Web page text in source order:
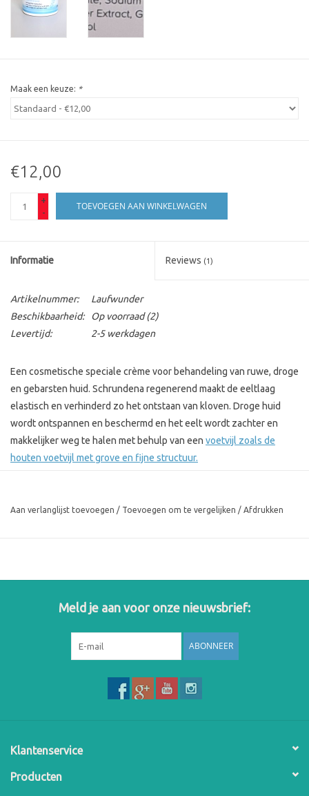
Maak een keuze: *
€12,00
+
-
TOEVOEGEN AAN WINKELWAGEN
Informatie Reviews (1)
Artikelnummer:
Laufwunder
Beschikbaarheid:
Op voorraad(2)
Levertijd:
2-5 werkdagen
Een cosmetische speciale crème voor behandeling van ruwe, droge
en gebarsten huid. Schrundena regenerend maakt de eeltlaag
elastisch en verhinderd zo het ontstaan van kloven. Droge huid
wordt ontspannen en beschermd en het eelt wordt zachter en
makkelijker weg te halen met behulp van een voetvijl zoals de
houten voetvijl met grove en fijne structuur.
Inhoud: 75 ml
Aan verlanglijst toevoegen / Toevoegen om te vergelijken / Afdrukken
Meld je aan voor onze nieuwsbrief:
ABONNEER
Klantenservice
Producten